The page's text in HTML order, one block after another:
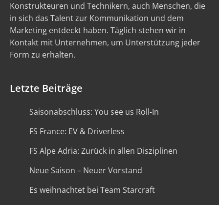
Konstrukteuren und Technikern, auch Menschen, die
in sich das Talent zur Kommunikation und dem
Marketing entdeckt haben. Täglich stehen wir in
Kontakt mit Unternehmen, um Unterstützung jeder
Form zu erhalten.
Letzte Beiträge
Saisonabschluss: You see us Roll-In
FS France: EV & Driverless
FS Alpe Adria: Zurück in allen Disziplinen
Neue Saison – Neuer Vorstand
Es weihnachtet bei Team Starcraft